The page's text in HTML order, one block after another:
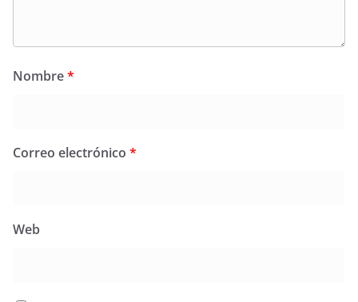
Nombre*
Correo electrónico *
Web